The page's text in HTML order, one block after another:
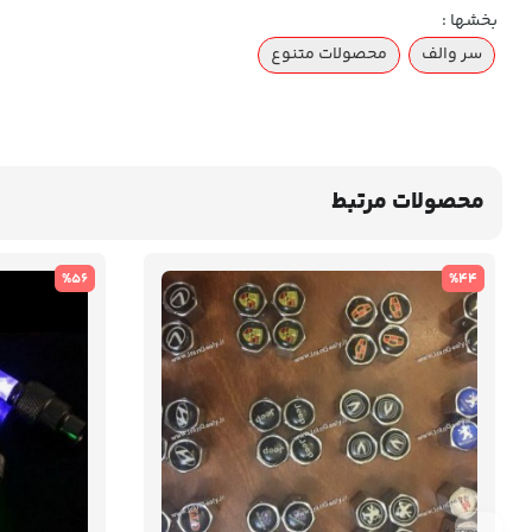
بخشها :
سر والف
محصولات متنوع
محصولات مرتبط
%44
%56